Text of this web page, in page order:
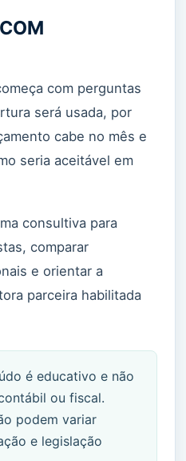
com perguntas
será usada, por
cabe no mês e
seria aceitável em
consultiva para
comparar
e orientar a
parceira habilitada
é educativo e não
ou fiscal.
podem variar
e legislação